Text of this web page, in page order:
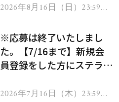
2026年8月16日（日）23:59ま
※応募は終了いたしまし
た。【7/16まで】新規会
員登録をした方にステラボ
ヘアドライヤー ジュエル
2026年7月16日（木）23:59ま